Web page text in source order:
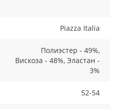
Piazza Italia
Полиэстер - 49%,
Вискоза - 48%, Эластан -
3%
52-54